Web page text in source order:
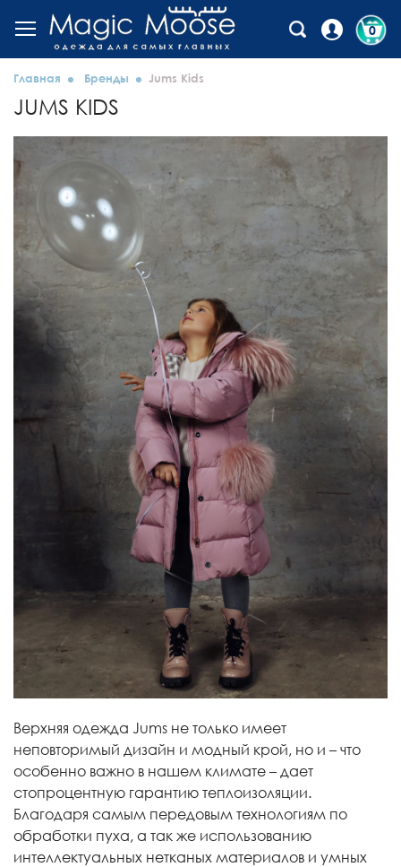
0
Главная Бренды Jums Kids
JUMS KIDS
Верхняя одежда Jums не только имеет
неповторимый дизайн и модный крой, но и – что
особенно важно в нашем климате – дает
стопроцентную гарантию теплоизоляции.
Благодаря самым передовым технологиям по
обработки пуха, а так же использованию
интеллектуальных нетканых материалов и умных